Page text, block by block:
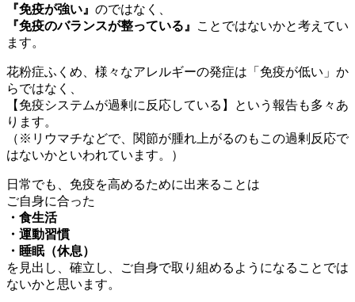
『免疫が強い』 のではなく、
『免疫のバランスが整っている』
ことではないかと考えてい
ます。
花粉症ふくめ、様々なアレルギーの発症は「免疫が低い」か
らではなく、
【免疫システムが過剰に反応している】という報告も多々あ
ります。
（※リウマチなどで、関節が腫れ上がるのもこの過剰反応で
はないかといわれています。）
日常でも、免疫を高めるために出来ることは
ご自身に合った
・食生活
・運動習慣
・睡眠（休息）
を見出し、確立し、ご自身で取り組めるようになることでは
ないかと思います。